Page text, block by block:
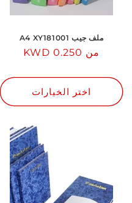
ملف جيب A4 XY181001
السعر
من 0.250 KWD
اختر الخيارات